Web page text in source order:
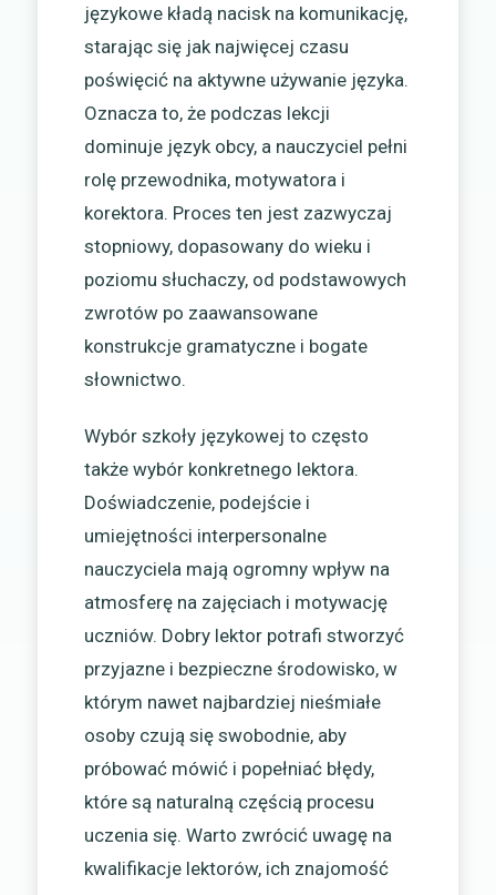
językowe kładą nacisk na komunikację,
starając się jak najwięcej czasu
poświęcić na aktywne używanie języka.
Oznacza to, że podczas lekcji
dominuje język obcy, a nauczyciel pełni
rolę przewodnika, motywatora i
korektora. Proces ten jest zazwyczaj
stopniowy, dopasowany do wieku i
poziomu słuchaczy, od podstawowych
zwrotów po zaawansowane
konstrukcje gramatyczne i bogate
słownictwo.
Wybór szkoły językowej to często
także wybór konkretnego lektora.
Doświadczenie, podejście i
umiejętności interpersonalne
nauczyciela mają ogromny wpływ na
atmosferę na zajęciach i motywację
uczniów. Dobry lektor potrafi stworzyć
przyjazne i bezpieczne środowisko, w
którym nawet najbardziej nieśmiałe
osoby czują się swobodnie, aby
próbować mówić i popełniać błędy,
które są naturalną częścią procesu
uczenia się. Warto zwrócić uwagę na
kwalifikacje lektorów, ich znajomość